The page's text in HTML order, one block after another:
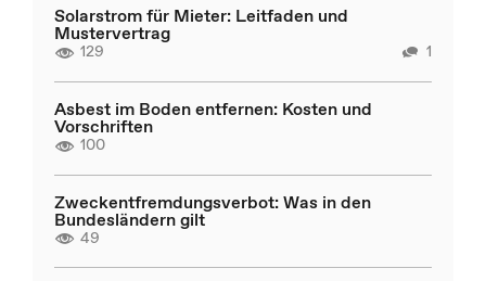
Solarstrom für Mieter: Leitfaden und
Mustervertrag
129 1
Asbest im Boden entfernen: Kosten und
Vorschriften
100
Zweckentfremdungsverbot: Was in den
Bundesländern gilt
49